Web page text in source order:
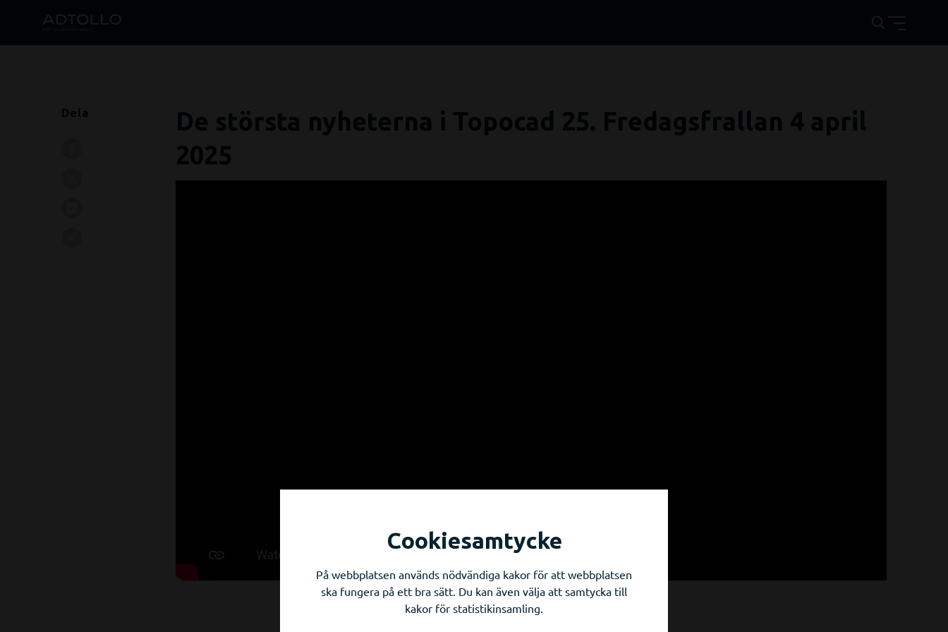
Dela
De största nyheterna i Topocad 25. Fredagsfrallan 4 april
2025
Cookiesamtycke
På webbplatsen används nödvändiga kakor för att webbplatsen
ska fungera på ett bra sätt. Du kan även välja att samtycka till
kakor för statistikinsamling.